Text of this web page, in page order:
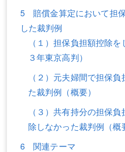
5 賠償金算定において担
した裁判例
（１）担保負担額控除
３年東京高判）
（２）元夫婦間で担保
た裁判例（概要）
（３）共有持分の担保
除しなかった裁判例（概
6 関連テーマ